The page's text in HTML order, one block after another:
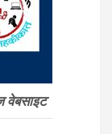
वेबसाइट